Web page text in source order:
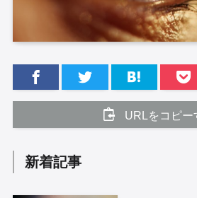
URLをコピー
新着記事